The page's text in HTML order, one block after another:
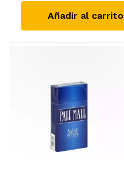
Añadir al carrito